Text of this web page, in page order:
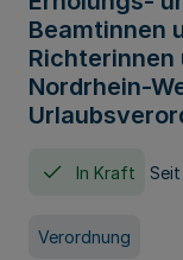
Beamtinnen
Richterinnen
Nordrhein-
In Kraft Seit
Verordnung